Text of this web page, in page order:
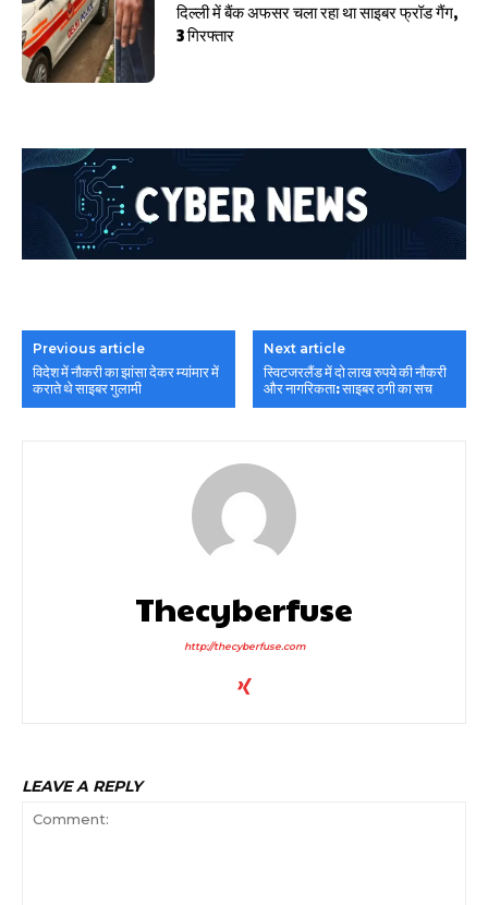
दिल्ली में बैंक अफसर चला रहा था साइबर फ्रॉड गैंग,
3 गिरफ्तार
Previous article
विदेश में नौकरी का झांसा देकर म्यांमार में
कराते थे साइबर गुलामी
Next article
स्विटजरलैंड में दो लाख रुपये की नौकरी
और नागरिकता: साइबर ठगी का सच
Thecyberfuse
http://thecyberfuse.com
LEAVE A REPLY